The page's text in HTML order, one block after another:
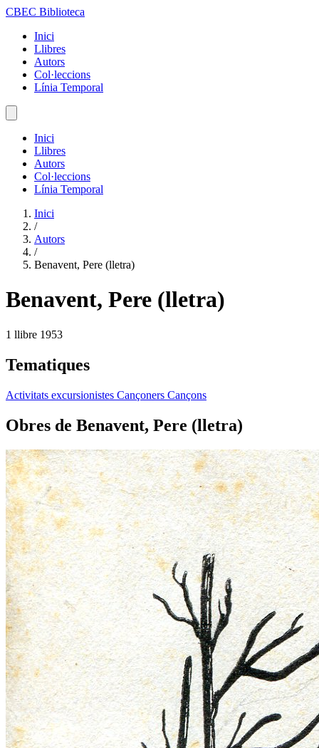
CBEC Biblioteca
Inici
Llibres
Autors
Col·leccions
Línia Temporal
Inici
Llibres
Autors
Col·leccions
Línia Temporal
Inici
/
Autors
/
Benavent, Pere (lletra)
Benavent, Pere (lletra)
1 llibre 1953
Tematiques
Activitats excursionistes Cançoners Cançons
Obres de Benavent, Pere (lletra)